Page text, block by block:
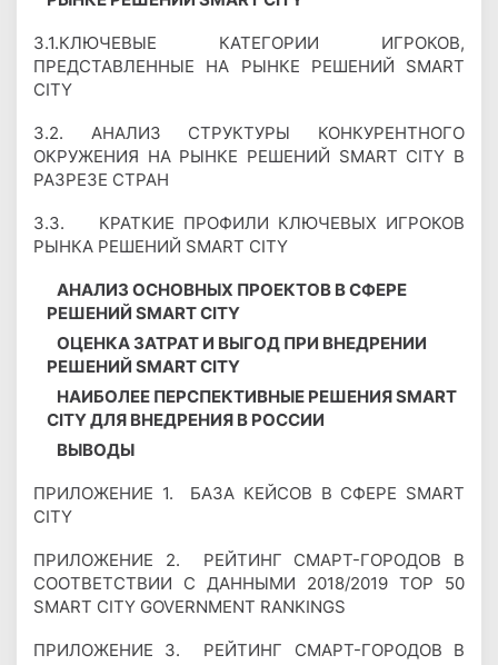
3.1.КЛЮЧЕВЫЕ КАТЕГОРИИ ИГРОКОВ,
ПРЕДСТАВЛЕННЫЕ НА РЫНКЕ РЕШЕНИЙ SMART
CITY
3.2. АНАЛИЗ СТРУКТУРЫ КОНКУРЕНТНОГО
ОКРУЖЕНИЯ НА РЫНКЕ РЕШЕНИЙ SMART CITY В
РАЗРЕЗЕ СТРАН
3.3. КРАТКИЕ ПРОФИЛИ КЛЮЧЕВЫХ ИГРОКОВ
РЫНКА РЕШЕНИЙ SMART CITY
АНАЛИЗ ОСНОВНЫХ ПРОЕКТОВ В СФЕРЕ
РЕШЕНИЙ SMART CITY
ОЦЕНКА ЗАТРАТ И ВЫГОД ПРИ ВНЕДРЕНИИ
РЕШЕНИЙ SMART CITY
НАИБОЛЕЕ ПЕРСПЕКТИВНЫЕ РЕШЕНИЯ SMART
CITY ДЛЯ ВНЕДРЕНИЯ В РОССИИ
ВЫВОДЫ
ПРИЛОЖЕНИЕ 1. БАЗА КЕЙСОВ В СФЕРЕ SMART
CITY
ПРИЛОЖЕНИЕ 2. РЕЙТИНГ СМАРТ-ГОРОДОВ В
СООТВЕТСТВИИ С ДАННЫМИ 2018/2019 TOP 50
SMART CITY GOVERNMENT RANKINGS
ПРИЛОЖЕНИЕ 3. РЕЙТИНГ СМАРТ-ГОРОДОВ В